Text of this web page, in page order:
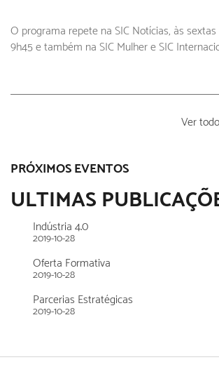
O programa repete na SIC Notícias, às
9h45 e também na SIC Mulher e SIC
Ver
PRÓXIMOS EVENTOS
ULTIMAS
Indústria 4.0
2019-10-28
Oferta Formativa
2019-10-28
Parcerias Estratégicas
2019-10-28